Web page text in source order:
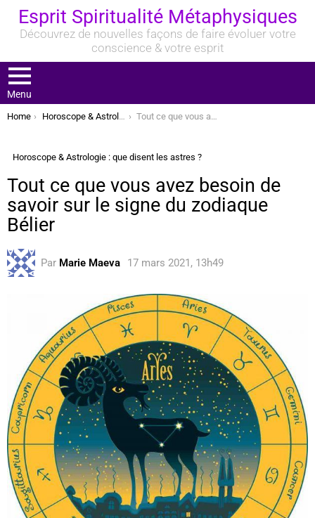
Esprit Spiritualité Métaphysiques
Découvrez de nouvelles façons de faire évoluer votre
conscience & votre esprit
Menu
You are here:
Home Horoscope & Astrologie : que disent les astres ? Tout ce que vous avez besoin de savoir sur le signe du zodiaque Bélier
Horoscope & Astrologie : que disent les astres ?
Tout ce que vous avez besoin de
savoir sur le signe du zodiaque
Bélier
Par Marie Maeva 17 mars 2021, 13h49